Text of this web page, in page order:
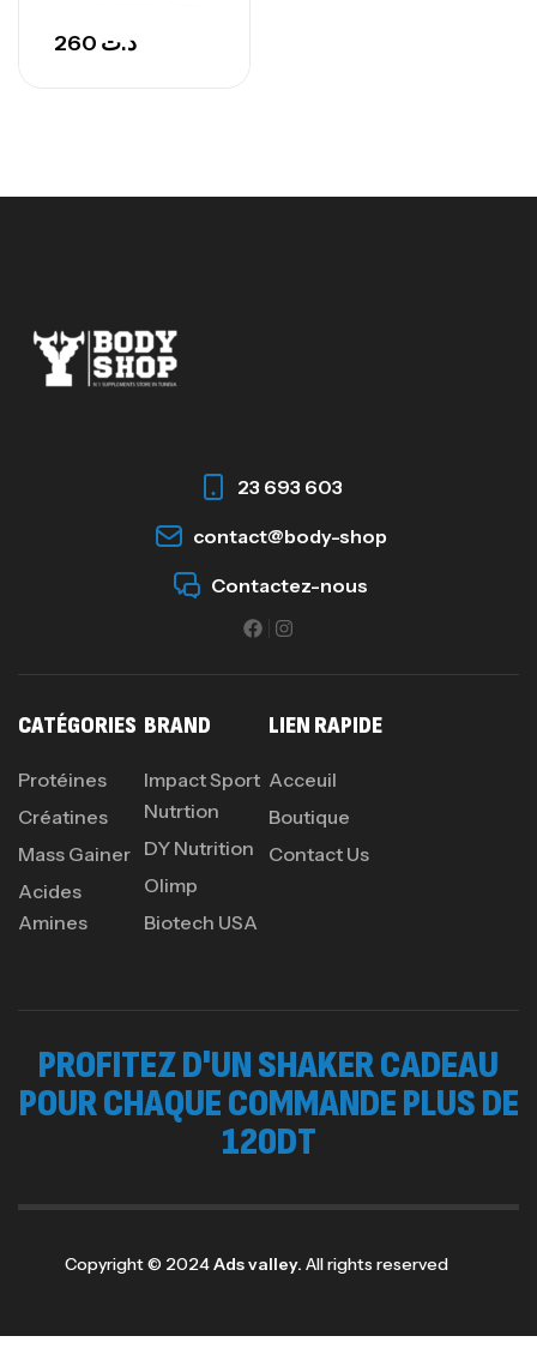
د.ت
23 693 603
contact@body-shop
Contactez-nous
CATÉGORIES
Protéines
Créatines
Mass Gainer
Acides
Amines
BRAND
Impact Sport
Nutrtion
DY Nutrition
Olimp
Biotech USA
LIEN RAPIDE
Acceuil
Boutique
Contact Us
PROFITEZ D'UN SHAKER CADEAU
POUR CHAQUE COMMANDE PLUS DE
120DT
Copyright © 2024Ads valley. All rights reserved